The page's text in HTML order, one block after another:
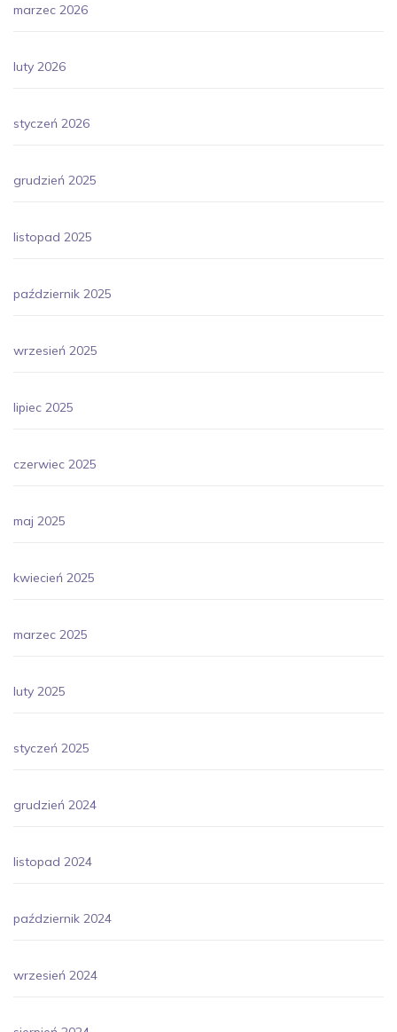
marzec 2026
luty 2026
styczeń 2026
grudzień 2025
listopad 2025
październik 2025
wrzesień 2025
lipiec 2025
czerwiec 2025
maj 2025
kwiecień 2025
marzec 2025
luty 2025
styczeń 2025
grudzień 2024
listopad 2024
październik 2024
wrzesień 2024